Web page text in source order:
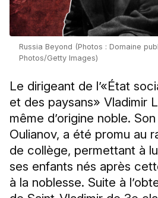
Russia Beyond (Photos : Domaine
Photos/Getty Images)
Le dirigeant de l’«État
et des paysans» Vladimir
même d’origine noble.
Oulianov, a été promu au
de collège, permettant à
ses enfants nés après
à la noblesse. Suite à